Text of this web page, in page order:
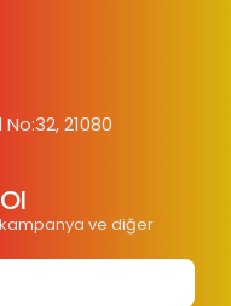
21080
ve diğer